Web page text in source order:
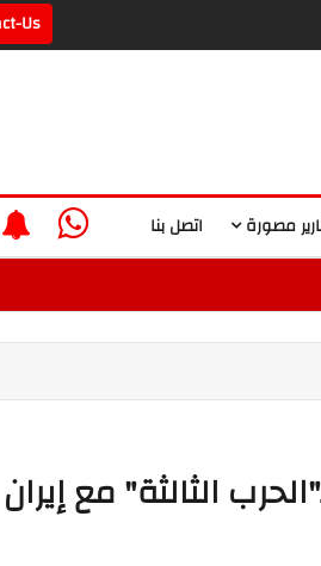
Us
اتصل بنا مصورة
الثالثة" مع إيران